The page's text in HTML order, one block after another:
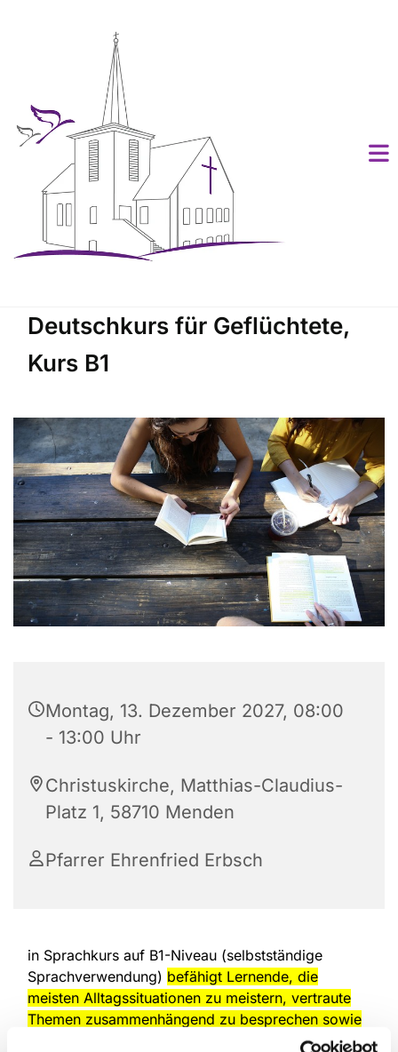
Deutschkurs für Geflüchtete,
Kurs B1
Montag, 13. Dezember 2027, 08:00
- 13:00 Uhr
Christuskirche, Matthias-Claudius-
Platz 1, 58710 Menden
Pfarrer Ehrenfried Erbsch
in Sprachkurs auf B1-Niveau (selbstständige
Sprachverwendung) befähigt Lernende, die
meisten Alltagssituationen zu meistern, vertraute
Themen zusammenhängend zu besprechen sowie